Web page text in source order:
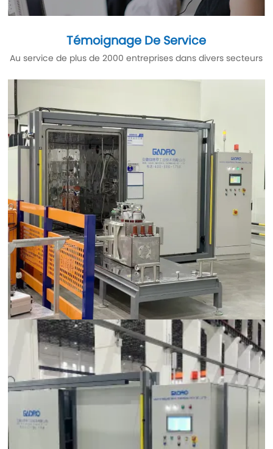
Témoignage De Service
Au service de plus de 2000 entreprises dans divers secteurs